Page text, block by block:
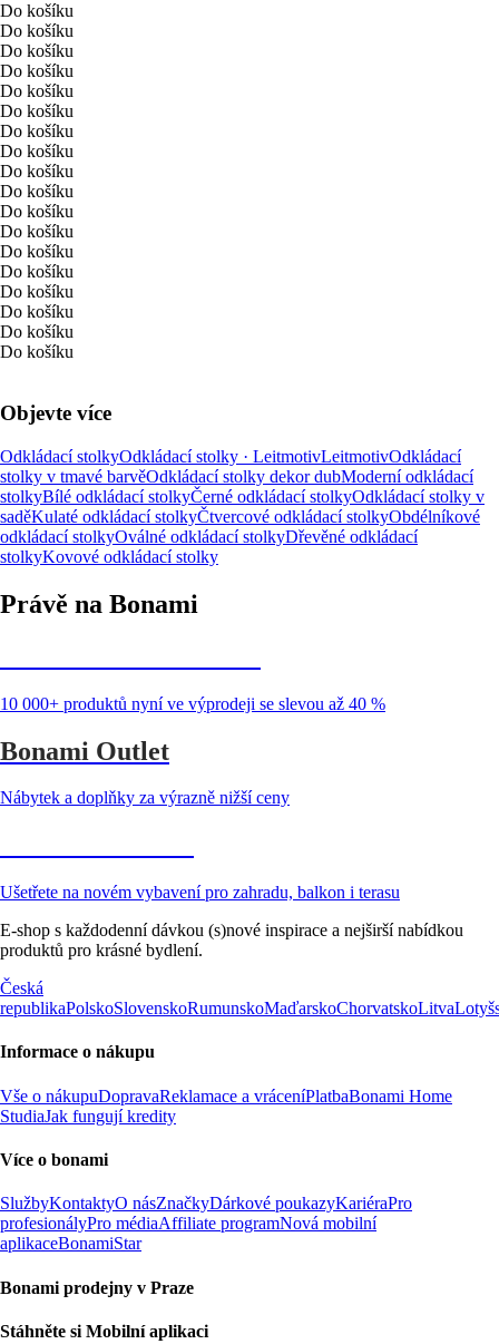
Do košíku
Do košíku
Do košíku
Do košíku
Do košíku
Do košíku
Do košíku
Do košíku
Do košíku
Do košíku
Do košíku
Do košíku
Do košíku
Do košíku
Do košíku
Do košíku
Do košíku
Do košíku
Objevte více
Odkládací stolkyOdkládací stolky · LeitmotivLeitmotivOdkládací
stolky v tmavé barvěOdkládací stolky dekor dubModerní odkládací
stolkyBílé odkládací stolkyČerné odkládací stolkyOdkládací stolky v
saděKulaté odkládací stolkyČtvercové odkládací stolkyObdélníkové
odkládací stolkyOválné odkládací stolkyDřevěné odkládací
stolkyKovové odkládací stolky
Právě na Bonami
10 000+ produktů nyní ve výprodeji se slevou až 40 %
Bonami Outlet
Nábytek a doplňky za výrazně nižší ceny
Ušetřete na novém vybavení pro zahradu, balkon i terasu
E-shop s každodenní dávkou (s)nové inspirace a nejširší nabídkou
produktů pro krásné bydlení.
Česká
republikaPolskoSlovenskoRumunskoMaďarskoChorvatskoLitva
Informace o nákupu
Vše o nákupuDopravaReklamace a vráceníPlatbaBonami Home
StudiaJak fungují kredity
Více o bonami
SlužbyKontaktyO násZnačkyDárkové poukazyKariéraPro
profesionályPro médiaAffiliate programNová mobilní
aplikaceBonamiStar
Bonami prodejny v Praze
Stáhněte si Mobilní aplikaci